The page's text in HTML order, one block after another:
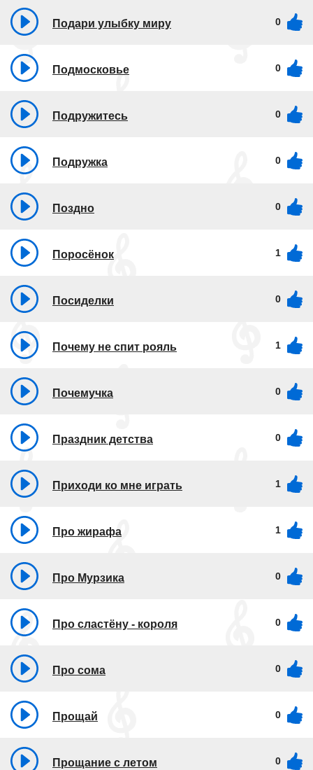
Подари улыбку миру 0
Подмосковье 0
Подружитесь 0
Подружка 0
Поздно 0
Поросёнок 1
Посиделки 0
Почему не спит рояль 1
Почемучка 0
Праздник детства 0
Приходи ко мне играть 1
Про жирафа 1
Про Мурзика 0
Про сластёну - короля 0
Про сома 0
Прощай 0
Прощание с летом 0